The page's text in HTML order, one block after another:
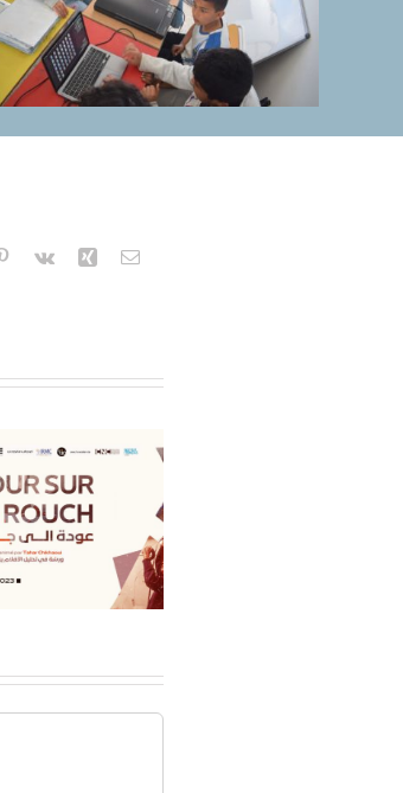
Pinterest
Vk Xing Email